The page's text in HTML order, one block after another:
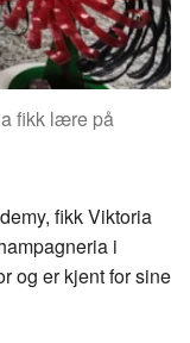
fikk lære på
fikk Viktoria
i
og er kjent for sine